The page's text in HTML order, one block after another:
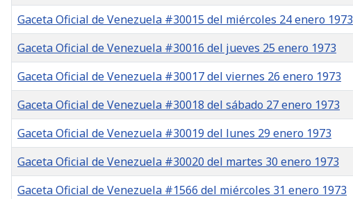
Gaceta Oficial de Venezuela #30015 del miércoles 24 enero 1973
Gaceta Oficial de Venezuela #30016 del jueves 25 enero 1973
Gaceta Oficial de Venezuela #30017 del viernes 26 enero 1973
Gaceta Oficial de Venezuela #30018 del sábado 27 enero 1973
Gaceta Oficial de Venezuela #30019 del lunes 29 enero 1973
Gaceta Oficial de Venezuela #30020 del martes 30 enero 1973
Gaceta Oficial de Venezuela #1566 del miércoles 31 enero 1973